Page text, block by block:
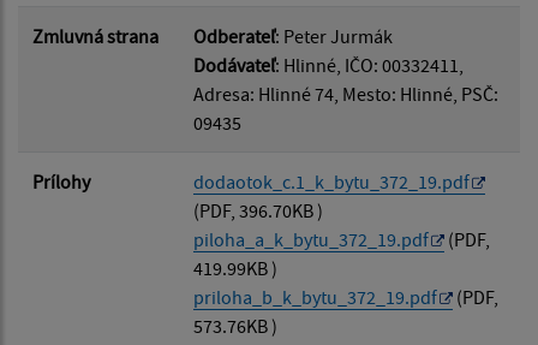
Zmluvná strana Odberateľ: Peter Jurmák
Dodávateľ: Hlinné, IČO: 00332411,
Adresa: Hlinné 74, Mesto: Hlinné, PSČ:
09435
Prílohy
dodaotok_c.1_k_bytu_372_19.pdf
(PDF, 396.70KB )
piloha_a_k_bytu_372_19.pdf
(PDF,
419.99KB )
priloha_b_k_bytu_372_19.pdf
(PDF,
573.76KB )